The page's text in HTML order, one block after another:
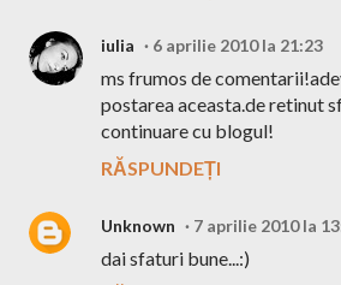
iulia 6 aprilie 2010 la 21:23
ms frumos de
postarea aceasta.de retinut
continuare cu blogul!
RĂSPUNDEȚI
Unknown 7 aprilie 2010 la
dai sfaturi bune...:)